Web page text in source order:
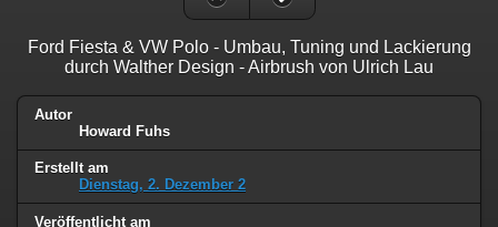
Ford Fiesta & VW Polo - Umbau, Tuning und Lackierung
durch Walther Design - Airbrush von Ulrich Lau
Autor
Howard Fuhs
Erstellt am
Dienstag, 2. Dezember 2
Veröffentlicht am